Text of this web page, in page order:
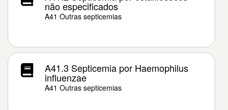
não especificados
A41 Outras septicemias
A41.3 Septicemia por Haemophilus
influenzae
A41 Outras septicemias